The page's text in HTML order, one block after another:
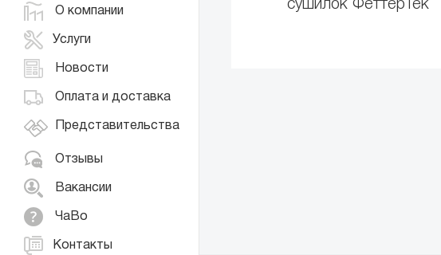
О компании
Услуги
Новости
Оплата и доставка
Представительства
Отзывы
Вакансии
ЧаВо
Контакты
сушилок ФеттерТек